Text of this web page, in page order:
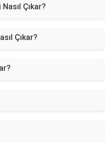
Çıkar?
Çıkar?